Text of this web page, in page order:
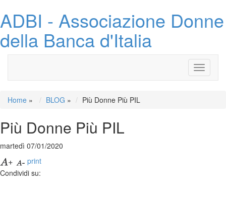
ADBI - Associazione Donne
della Banca d'Italia
Toggle
Home » BLOG » Più Donne Più PIL
Più Donne Più PIL
martedì 07/01/2020
print
Condividi su: